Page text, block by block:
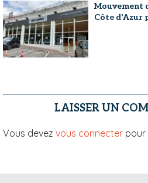
Mouvement
Côte d'Azur
LAISSER UN
Vous devez vous connecter pour